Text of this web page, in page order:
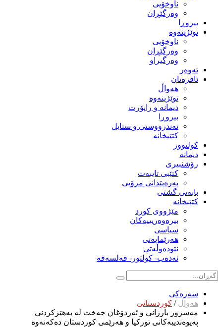
ناوخۆیی
وەرگێڕان
بیروڕا
توێژینەوە
ناوخۆیی
وەرگێڕان
وەرگیراو
تەوەر
ئافرەتان
هەواڵ
توێژینەوە
دیمانە و راپۆرت
بیروڕا
تەندرووستی و ستایل
کتێبخانە
کولتوور
دیمانە
رۆشنبیری
کتێبی تایبەت
پەرەپێدانی مرۆیی
بابەتی گشتی
کتێبخانە
مێژووى کورد
بیرەوەریییەکان
سیاسى
هەرێمایەتی
نێودەوڵەتی
ئەدەب- کولتور- فەلسەفە
سەرەکی
هەواڵ / کوردستانی
مەسرور بارزانی و ئەردۆغان جەخت لە بەهێزکردنی
پەیوەندییەکانی تورکیا و هەرێمی کوردستان دەکەنەوە